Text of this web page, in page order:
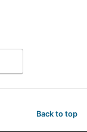
Back to top